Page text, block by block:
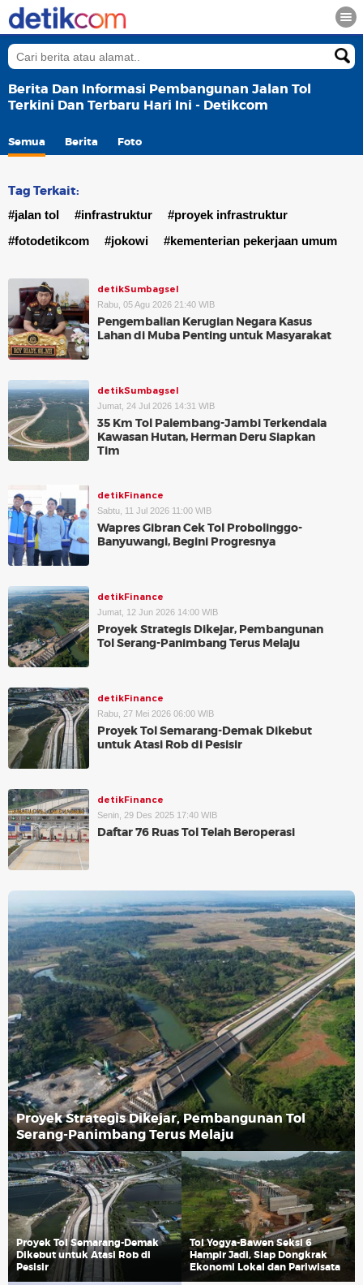
Berita Dan Informasi Pembangunan Jalan Tol
Terkini Dan Terbaru Hari Ini - Detikcom
Semua Berita Foto
Tag Terkait:
#jalan tol #infrastruktur
#proyek infrastruktur
#fotodetikcom
#jokowi #kementerian pekerjaan umum
detikSumbagsel
Rabu, 05 Agu 2026 21:40 WIB
Pengembalian Kerugian Negara Kasus
Lahan di Muba Penting untuk Masyarakat
detikSumbagsel
Jumat, 24 Jul 2026 14:31 WIB
35 Km Tol Palembang-Jambi Terkendala
Kawasan Hutan, Herman Deru Siapkan
Tim
detikFinance
Sabtu, 11 Jul 2026 11:00 WIB
Wapres Gibran Cek Tol Probolinggo-
Banyuwangi, Begini Progresnya
detikFinance
Jumat, 12 Jun 2026 14:00 WIB
Proyek Strategis Dikejar, Pembangunan
Tol Serang-Panimbang Terus Melaju
detikFinance
Rabu, 27 Mei 2026 06:00 WIB
Proyek Tol Semarang-Demak Dikebut
untuk Atasi Rob di Pesisir
detikFinance
Senin, 29 Des 2025 17:40 WIB
Daftar 76 Ruas Tol Telah Beroperasi
Proyek Strategis Dikejar, Pembangunan Tol
Serang-Panimbang Terus Melaju
Proyek Tol Semarang-Demak
Dikebut untuk Atasi Rob di
Pesisir
Tol Yogya-Bawen Seksi 6
Hampir Jadi, Siap Dongkrak
Ekonomi Lokal dan Pariwisata